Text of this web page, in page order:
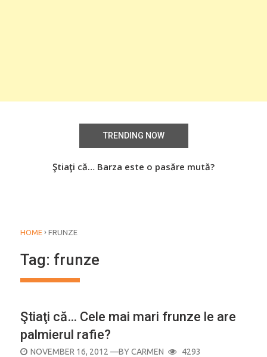
TRENDING NOW
Ştiaţi că… Barza este o pasăre mută?
HOME › FRUNZE
Tag: frunze
Ştiaţi că… Cele mai mari frunze le are
palmierul rafie?
POSTED
NOVEMBER 16, 2012 —BYCARMEN 4293